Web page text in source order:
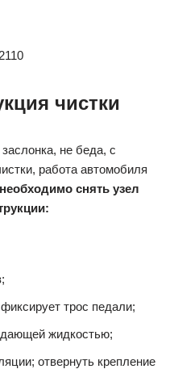
чистки
не беда, с
работа автомобиля
необходимо снять узел
трос педали;
жидкостью;
отвернуть крепление